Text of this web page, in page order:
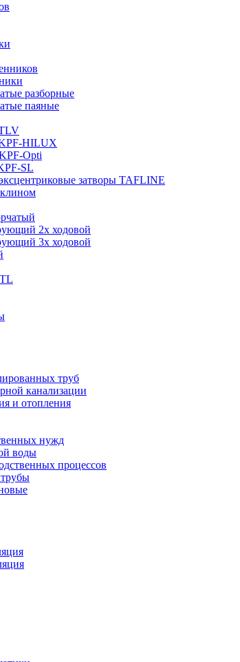
разборные
паяные
HILUX
Opti
SL
затворы TAFLINE
2х ходовой
3х ходовой
труб
канализации
и отопления
нужд
воды
процессов